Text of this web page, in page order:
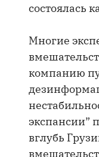
состоялась
Многие
компанию
экспансии”
вглубь